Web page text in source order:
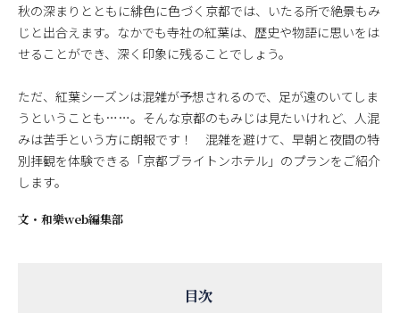
秋の深まりとともに緋色に色づく京都では、いたる所で絶景もみ
じと出合えます。なかでも寺社の紅葉は、歴史や物語に思いをは
せることができ、深く印象に残ることでしょう。
ただ、紅葉シーズンは混雑が予想されるので、足が遠のいてしま
うということも……。そんな京都のもみじは見たいけれど、人混
みは苦手という方に朗報です！ 混雑を避けて、早朝と夜間の特
別拝観を体験できる「京都ブライトンホテル」のプランをご紹介
します。
文・ 和樂web編集部